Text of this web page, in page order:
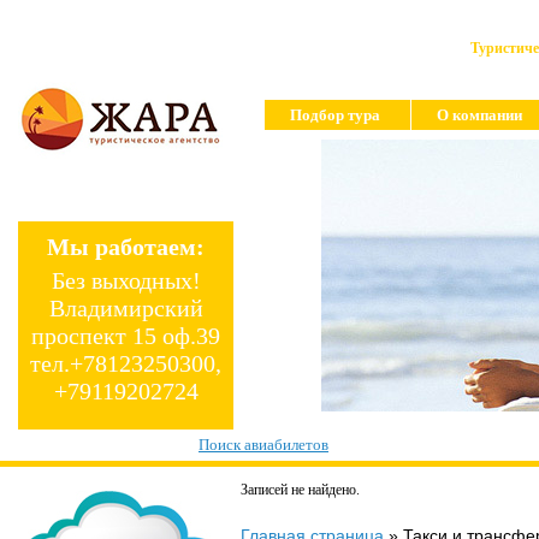
Мы работаем:
Без выходных!
Владимирский
проспект 15 оф.39
тел.+78123250300,
+79119202724
Подбор тура О компании
Поиск авиабилетов
Записей не найдено.